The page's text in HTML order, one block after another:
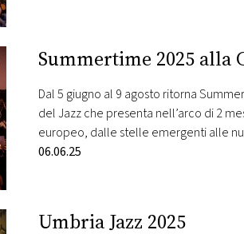
Summertime 2025 alla
Dal 5 giugno al 9 agosto ritorna
del Jazz che presenta nell’arco di 2
europeo, dalle stelle emergenti alle
splendido…
06.06.25
Umbria Jazz 2025